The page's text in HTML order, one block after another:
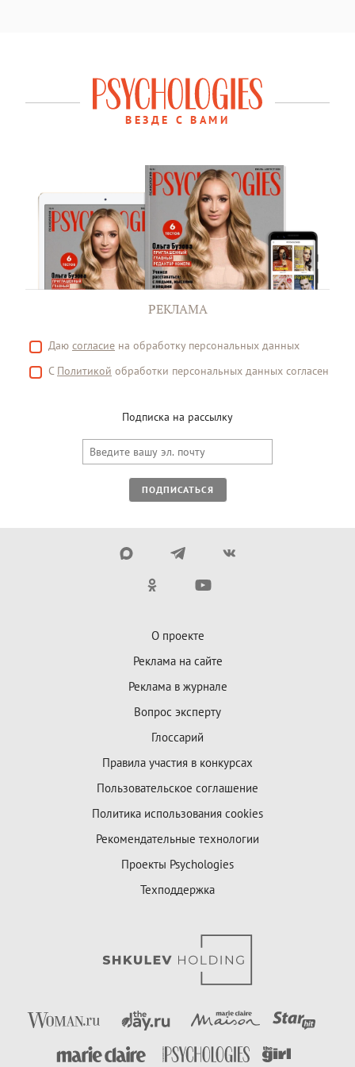
ВЕЗДЕ С ВАМИ
РЕКЛАМА
Даю согласие на обработку персональных данных
С Политикой обработки персональных данных согласен
Подписка на рассылку
ПОДПИСАТЬСЯ
О проекте
Реклама на сайте
Реклама в журнале
Вопрос эксперту
Глоссарий
Правила участия в конкурсах
Пользовательское соглашение
Политика использования cookies
Рекомендательные технологии
Проекты Psychologies
Техподдержка